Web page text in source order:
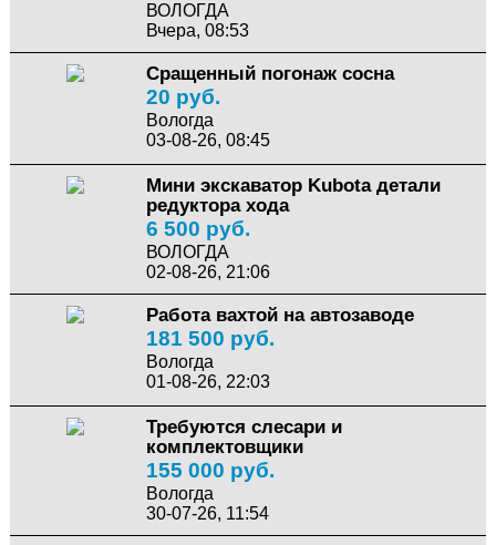
ВОЛОГДА
Вчера, 08:53
Сращенный погонаж сосна
20 руб.
Вологда
03-08-26, 08:45
Мини экскаватор Kubota детали
редуктора хода
6 500 руб.
ВОЛОГДА
02-08-26, 21:06
Работа вахтой на автозаводе
181 500 руб.
Вологда
01-08-26, 22:03
Требуются слесари и
комплектовщики
155 000 руб.
Вологда
30-07-26, 11:54